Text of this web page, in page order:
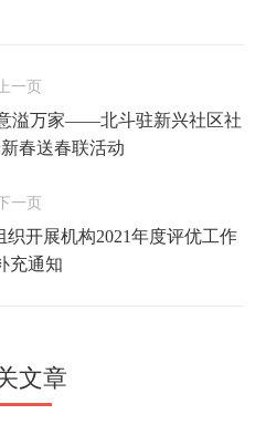
上一页
上
文
章：
溢万家——北斗驻新兴社区社
春送春联活动
一页
下
织开展机构2021年度评优工作
充通知
文章